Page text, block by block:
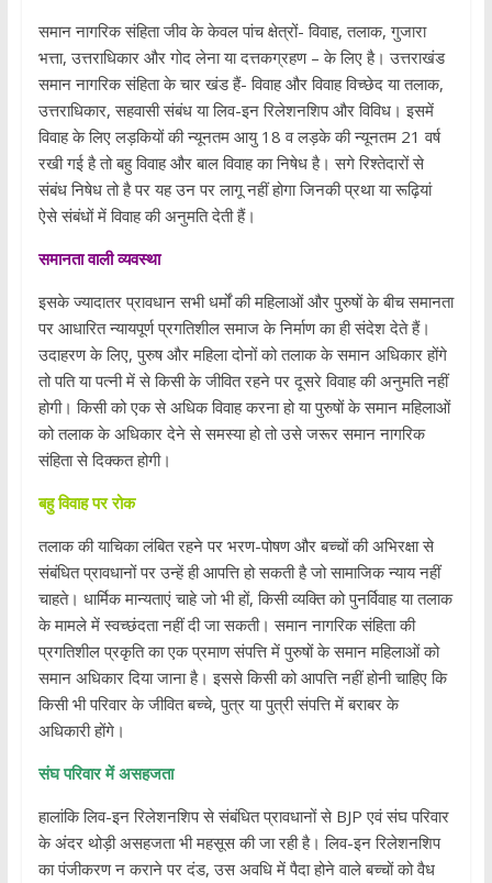
समान नागरिक संहिता जीव के केवल पांच क्षेत्रों- विवाह, तलाक, गुजारा
भत्ता, उत्तराधिकार और गोद लेना या दत्तकग्रहण – के लिए है। उत्तराखंड
समान नागरिक संहिता के चार खंड हैं- विवाह और विवाह विच्छेद या तलाक,
उत्तराधिकार, सहवासी संबंध या लिव-इन रिलेशनशिप और विविध। इसमें
विवाह के लिए लड़कियों की न्यूनतम आयु 18 व लड़के की न्यूनतम 21 वर्ष
रखी गई है तो बहु विवाह और बाल विवाह का निषेध है। सगे रिश्तेदारों से
संबंध निषेध तो है पर यह उन पर लागू नहीं होगा जिनकी प्रथा या रूढ़ियां
ऐसे संबंधों में विवाह की अनुमति देती हैं।
समानता वाली व्यवस्था
इसके ज्यादातर प्रावधान सभी धर्मों की महिलाओं और पुरुषों के बीच समानता
पर आधारित न्यायपूर्ण प्रगतिशील समाज के निर्माण का ही संदेश देते हैं।
उदाहरण के लिए, पुरुष और महिला दोनों को तलाक के समान अधिकार होंगे
तो पति या पत्नी में से किसी के जीवित रहने पर दूसरे विवाह की अनुमति नहीं
होगी। किसी को एक से अधिक विवाह करना हो या पुरुषों के समान महिलाओं
को तलाक के अधिकार देने से समस्या हो तो उसे जरूर समान नागरिक
संहिता से दिक्कत होगी।
बहु विवाह पर रोक
तलाक की याचिका लंबित रहने पर भरण-पोषण और बच्चों की अभिरक्षा से
संबंधित प्रावधानों पर उन्हें ही आपत्ति हो सकती है जो सामाजिक न्याय नहीं
चाहते। धार्मिक मान्यताएं चाहे जो भी हों, किसी व्यक्ति को पुनर्विवाह या तलाक
के मामले में स्वच्छंदता नहीं दी जा सकती। समान नागरिक संहिता की
प्रगतिशील प्रकृति का एक प्रमाण संपत्ति में पुरुषों के समान महिलाओं को
समान अधिकार दिया जाना है। इससे किसी को आपत्ति नहीं होनी चाहिए कि
किसी भी परिवार के जीवित बच्चे, पुत्र या पुत्री संपत्ति में बराबर के
अधिकारी होंगे।
संघ परिवार में असहजता
हालांकि लिव-इन रिलेशनशिप से संबंधित प्रावधानों से BJP एवं संघ परिवार
के अंदर थोड़ी असहजता भी महसूस की जा रही है। लिव-इन रिलेशनशिप
का पंजीकरण न कराने पर दंड, उस अवधि में पैदा होने वाले बच्चों को वैध